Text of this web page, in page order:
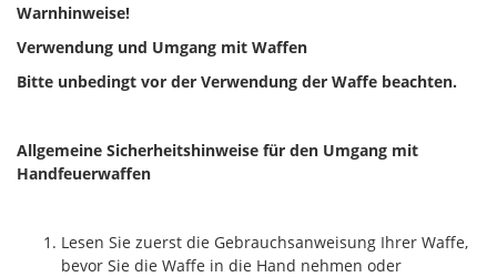
Warnhinweise!
Verwendung und Umgang mit Waffen
Bitte unbedingt vor der Verwendung der Waffe beachten.
Allgemeine Sicherheitshinweise für den Umgang mit
Handfeuerwaffen
Lesen Sie zuerst die Gebrauchsanweisung Ihrer Waffe,
bevor Sie die Waffe in die Hand nehmen oder